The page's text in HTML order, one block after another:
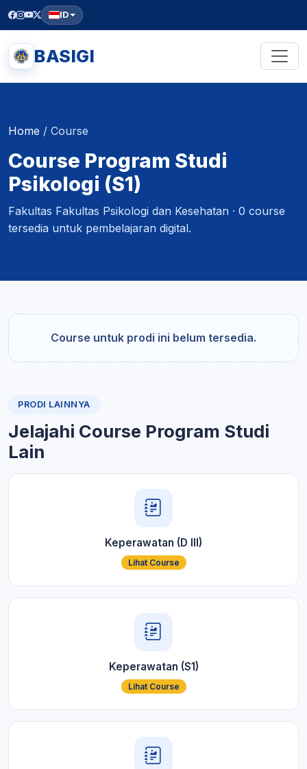
ID
BASIGI
Home / Course
Course Program Studi
Psikologi (S1)
Fakultas Fakultas Psikologi dan Kesehatan · 0 course
tersedia untuk pembelajaran digital.
Course untuk prodi ini belum tersedia.
PRODI LAINNYA
Jelajahi Course Program Studi
Lain
Keperawatan (D III)
Lihat Course
Keperawatan (S1)
Lihat Course